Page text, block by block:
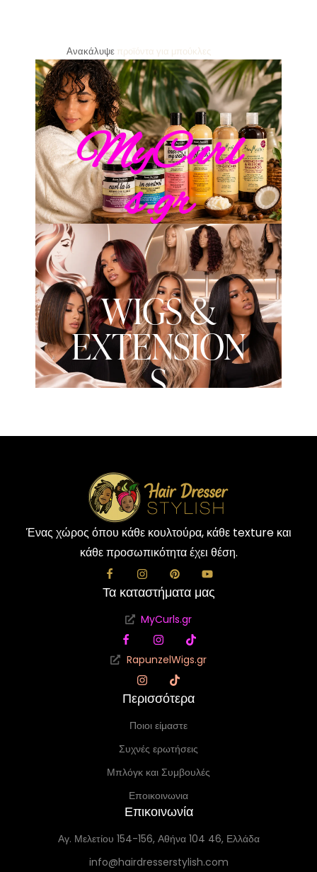
Ανακάλυψεpremiu mπ
MyCurl
s.gr
WIGS &
EXTENSION
S
Ένας χώρος όπου κάθε κουλτούρα, κάθε texture και
κάθε προσωπικότητα έχει θέση.
Τα καταστήματα μας
MyCurls.gr
RapunzelWigs.gr
Περισσότερα
Ποιοι είμαστε
Συχνές ερωτήσεις
Μπλόγκ και Συμβουλές
Εποικοινωνια
Επικοινωνία
Αγ. Μελετίου 154-156, Αθήνα 104 46, Ελλάδα
info@hairdresserstylish.com